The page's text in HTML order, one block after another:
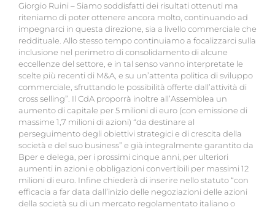
Giorgio Ruini – Siamo soddisfatti dei risultati ottenuti ma
riteniamo di poter ottenere ancora molto, continuando ad
impegnarci in questa direzione, sia a livello commerciale che
reddituale. Allo stesso tempo continuiamo a focalizzarci sulla
inclusione nel perimetro di consolidamento di alcune
eccellenze del settore, e in tal senso vanno interpretate le
scelte più recenti di M&A, e su un’attenta politica di sviluppo
commerciale, sfruttando le possibilità offerte dall’attività di
cross selling”. Il CdA proporrà inoltre all’Assemblea un
aumento di capitale per 5 milioni di euro (con emissione di
massime 1,7 milioni di azioni) “da destinare al
perseguimento degli obiettivi strategici e di crescita della
società e del suo business” e già integralmente garantito da
Bper e delega, per i prossimi cinque anni, per ulteriori
aumenti in azioni e obbligazioni convertibili per massimi 12
milioni di euro. Infine chiederà di inserire nello statuto “con
efficacia a far data dall’inizio delle negoziazioni delle azioni
della società su di un mercato regolamentato italiano o